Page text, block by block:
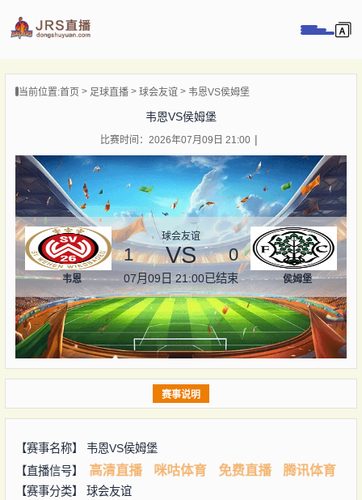
播
闻
当前位置:首页 足球直播 球会友谊 韦恩VS侯姆堡
韦恩VS侯姆堡
比赛时间：2026年07月09日 21:00
韦恩
球会友谊
1 VS 0
07月09日 21:00已结束 侯姆堡
赛事说明
【赛事名称】 韦恩VS侯姆堡
【直播信号】
高清直播 咪咕体育 免费直播 腾讯体育
【赛事分类】 球会友谊